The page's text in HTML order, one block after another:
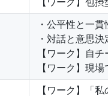
・公平性と一
・対話と意思
【ワーク】自
【ワーク】現
【ワーク】「